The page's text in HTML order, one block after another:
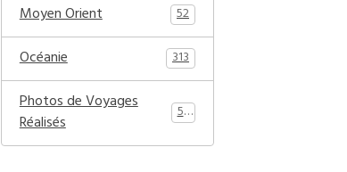
Moyen Orient 52
Océanie 313
Photos de Voyages
Réalisés
54